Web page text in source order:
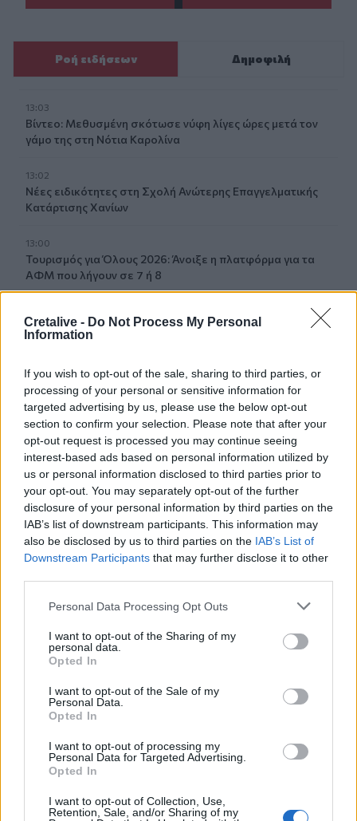
Cretalive - Do Not Process My Personal
Information
If you wish to opt-out of the sale, sharing to third parties, or
processing of your personal or sensitive information for
targeted advertising by us, please use the below opt-out
section to confirm your selection. Please note that after your
opt-out request is processed you may continue seeing
interest-based ads based on personal information utilized by
us or personal information disclosed to third parties prior to
your opt-out. You may separately opt-out of the further
disclosure of your personal information by third parties on the
IAB’s list of downstream participants. This information may
also be disclosed by us to third parties on the IAB’s List of
Downstream Participants that may further disclose it to other
Personal Data Processing Opt Outs
I want to opt-out of the Sharing of my
personal data.
Opted In
I want to opt-out of the Sale of my
Personal Data.
Opted In
I want to opt-out of processing my
Personal Data for Targeted Advertising.
Opted In
I want to opt-out of Collection, Use,
Retention, Sale, and/or Sharing of my
Ροή ειδήσεων Δημοφιλή
13:03
Βίντεο: Μεθυσμένη σκότωσε νύφη λίγες ώρες μετά τον
γάμο της στη Νότια Καρολίνα
13:02
Νέες ειδικότητες στη Σχολή Ανώτερης Επαγγελματικής
Κατάρτισης Χανίων
13:00
Τουρισμός για Όλους 2026: Άνοιξε η πλατφόρμα για τα
ΑΦΜ που λήγουν σε 7 ή 8
Κάλεσα σε σύσκεψη για το πρώην Λατομείο Ανώπολης
Βρέθηκε σορός στον Λυκαβηττό κοντά στο εκκλησάκι
των Αγίων Ισιδώρων
12:42
Τζο Μπάιντεν: «Ο καρκίνος έχει εξαπλωθεί, είναι πολύ
επώδυνο», λέει ο γιος του
12:38
Χανιά: Διεθνές Συνέδριο για τη Βιολογία των Φορέων
Μεταδοτικών Ασθενειών
12:33
Στις φλόγες δύο διυλιστήρια πετρελαίου στη Ρωσία μετά
Οι «αγκαζαρισμένες» ξαπλώστρες στις παραλίες
Δήμος Βιάννου: Χιλιάδες επισκέπτες κάθε ηλικίας στην
8η Γιορτή Μπανάνας
Συνεδρίασε η Επιτροπή Εκτίμησης Κινδύνου λόγω των